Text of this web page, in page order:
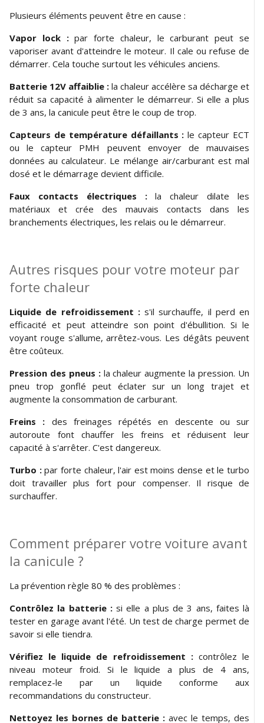
Plusieurs éléments peuvent être en cause :
Vapor lock :par forte chaleur, le carburant peut se
vaporiser avant d'atteindre le moteur. Il cale ou refuse de
démarrer. Cela touche surtout les véhicules anciens.
Batterie 12V affaiblie : la chaleur accélère sa décharge et
réduit sa capacité à alimenter le démarreur. Si elle a plus
de 3 ans, la canicule peut être le coup de trop.
Capteurs de température défaillants : le capteur ECT
ou le capteur PMH peuvent envoyer de mauvaises
données au calculateur. Le mélange air/carburant est mal
dosé et le démarrage devient difficile.
Faux contacts électriques :la chaleur dilate les
matériaux et crée des mauvais contacts dans les
branchements électriques, les relais ou le démarreur.
Autres risques pour votre moteur par
forte chaleur
Liquide de refroidissement : s'il surchauffe, il perd en
efficacité et peut atteindre son point d'ébullition. Si le
voyant rouge s'allume, arrêtez-vous. Les dégâts peuvent
être coûteux.
Pression des pneus : la chaleur augmente la pression. Un
pneu trop gonflé peut éclater sur un long trajet et
augmente la consommation de carburant.
Freins : des freinages répétés en descente ou sur
autoroute font chauffer les freins et réduisent leur
capacité à s'arrêter. C'est dangereux.
Turbo :par forte chaleur, l'air est moins dense et le turbo
doit travailler plus fort pour compenser. Il risque de
surchauffer.
Comment préparer votre voiture avant
la canicule ?
La prévention règle 80 % des problèmes :
Contrôlez la batterie : si elle a plus de 3 ans, faites là
tester en garage avant l'été. Un test de charge permet de
savoir si elle tiendra.
Vérifiez le liquide de refroidissement : contrôlez le
niveau moteur froid. Si le liquide a plus de 4 ans,
remplacez-le par un liquide conforme aux
recommandations du constructeur.
Nettoyez les bornes de batterie : avec le temps, des